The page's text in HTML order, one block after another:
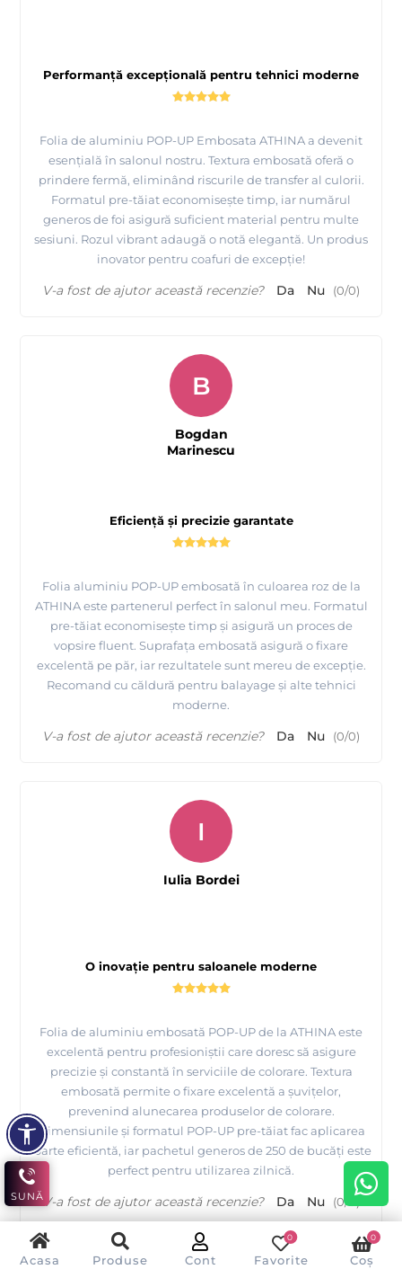
Acasa Produse Cont Favorite
0
Coș
0
Performanță excepțională pentru tehnici moderne
Folia de aluminiu POP-UP Embosata ATHINA a devenit
esențială în salonul nostru. Textura embosată oferă o
prindere fermă, eliminând riscurile de transfer al culorii.
Formatul pre-tăiat economisește timp, iar numărul
generos de foi asigură suficient material pentru multe
sesiuni. Rozul vibrant adaugă o notă elegantă. Un produs
inovator pentru coafuri de excepție!
V-a fost de ajutor această recenzie? Da Nu (0/0)
Eficiență și precizie garantate
Folia aluminiu POP-UP embosată în culoarea roz de la
ATHINA este partenerul perfect în salonul meu. Formatul
pre-tăiat economisește timp și asigură un proces de
vopsire fluent. Suprafața embosată asigură o fixare
excelentă pe păr, iar rezultatele sunt mereu de excepție.
Recomand cu căldură pentru balayage și alte tehnici
moderne.
B
Bogdan
Marinescu
V-a fost de ajutor această recenzie? Da Nu (0/0)
O inovație pentru saloanele moderne
Folia de aluminiu embosată POP-UP de la ATHINA este
excelentă pentru profesioniștii care doresc să asigure
precizie și constantă în serviciile de colorare. Textura
embosată permite o fixare excelentă a șuvițelor,
prevenind alunecarea produselor de colorare.
Dimensiunile și formatul POP-UP pre-tăiat fac aplicarea
foarte eficientă, iar pachetul generos de 250 de bucăți este
perfect pentru utilizarea zilnică.
I
Iulia Bordei
V-a fost de ajutor această recenzie? Da Nu (0/
SUNĂ